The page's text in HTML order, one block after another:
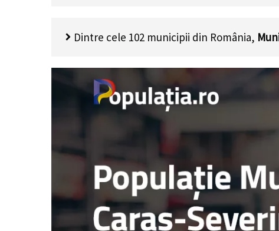
Dintre cele 102 municipii din România,